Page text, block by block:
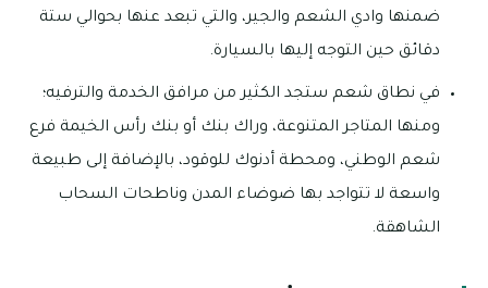
ضمنها وادي الشعم والجير، والتي تبعد عنها بحوالي ستة
دقائق حين التوجه إليها بالسيارة.
في نطاق شعم ستجد الكثير من مرافق الخدمة والترفيه؛
ومنها المتاجر المتنوعة، وراك بنك أو بنك رأس الخيمة فرع
شعم الوطني، ومحطة أدنوك للوقود، بالإضافة إلى طبيعة
واسعة لا تتواجد بها ضوضاء المدن وناطحات السحاب
الشاهقة.